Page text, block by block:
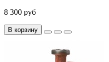
8 300 руб
В корзину